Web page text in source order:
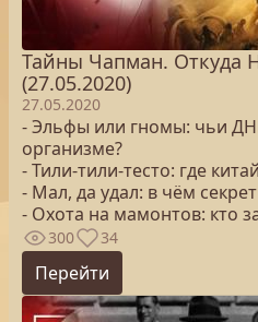
Тайны Чапман. Откуда
(27.05.2020)
27.05.2020
- Эльфы или гномы: чьи
организме?
- Тили-тили-тесто: где
- Мал, да удал: в чём
- Охота на мамонтов: кто
300 34
Перейти